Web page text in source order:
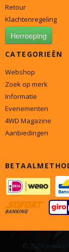
Retour
Klachtenregeling
Herroeping
CATEGORIEËN
Webshop
Zoek op merk
Informatie
Evenementen
4WD Magazine
Aanbiedingen
© 2026